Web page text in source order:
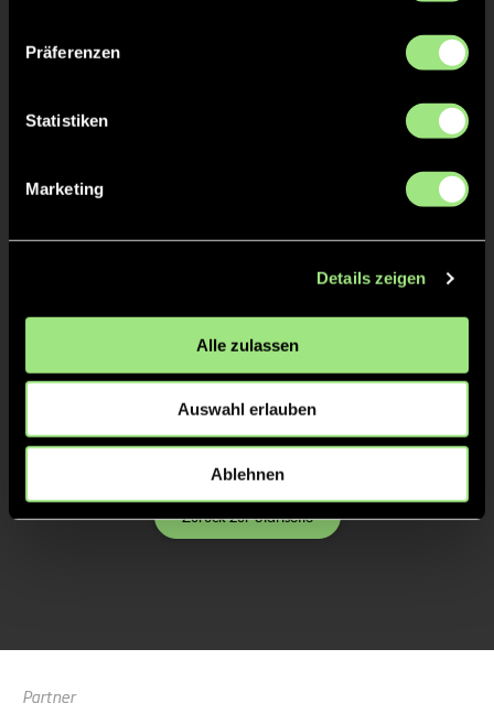
Präferenzen
Statistiken
Marketing
Details zeigen
Alle zulassen
Auswahl erlauben
Ablehnen
Staff
Zurück zur Startseite
Partner